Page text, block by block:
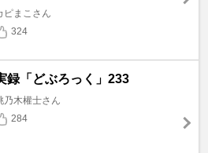
ピまこさん
324
録「どぶろっく」233
乃木權士さん
284